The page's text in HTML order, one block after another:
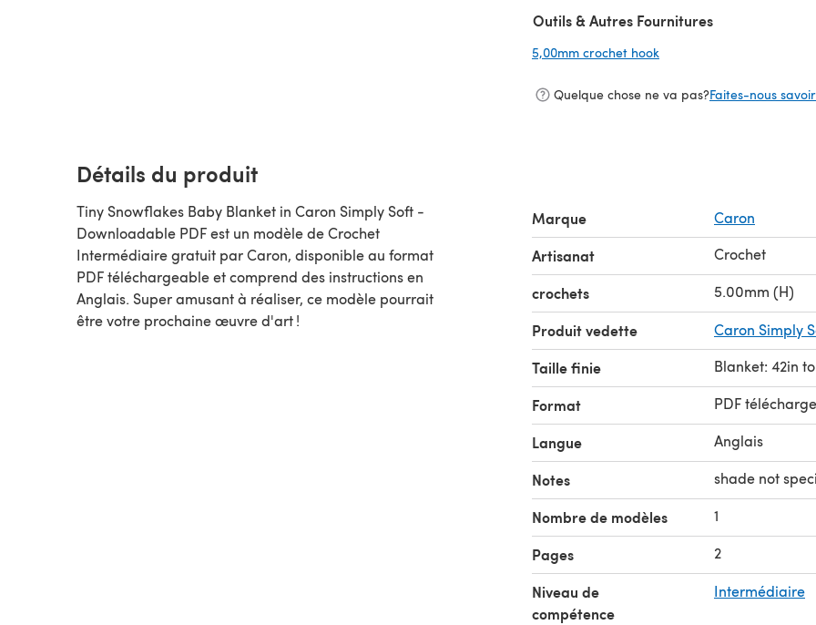
Outils & Autres Fournitures
5,00mm crochet hook
Quelque chose ne va pas?Faites-nous
Détails du produit
Tiny Snowflakes Baby Blanket in Caron Simply Soft -
Downloadable PDF est un modèle de Crochet
Intermédiaire gratuit par Caron, disponible au format
PDF téléchargeable et comprend des instructions en
Anglais. Super amusant à réaliser, ce modèle pourrait
être votre prochaine œuvre d'art !
Marque Caron
Artisanat Crochet
crochets 5.00mm (H)
Produit vedette Caron Simply
Taille finie Blanket: 42in
Format PDF
Langue Anglais
Notes shade not
Nombre de modèles 1
Pages 2
Niveau de
compétence
Intermédiaire